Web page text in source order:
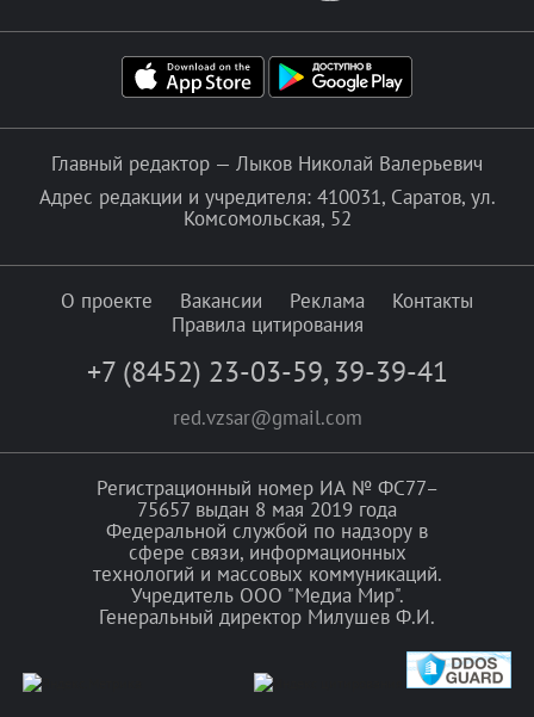
Главный редактор — Лыков Николай Валерьевич
Адрес редакции и учредителя: 410031, Саратов, ул.
Комсомольская, 52
О проекте Вакансии Реклама
Контакты
Правила цитирования
+7 (8452) 23-03-59, 39-39-41
red.vzsar@gmail.com
Регистрационный номер ИА № ФС77–
75657 выдан 8 мая 2019 года
Федеральной службой по надзору в
сфере связи, информационных
технологий и массовых коммуникаций.
Учредитель ООО "Медиа Мир".
Генеральный директор Милушев Ф.И.